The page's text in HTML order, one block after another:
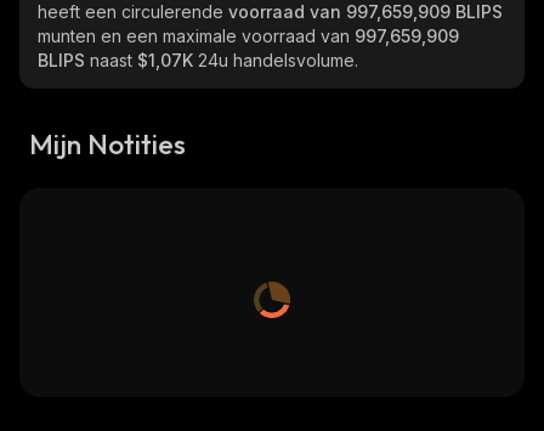
heeft een circulerende voorraad van 997,659,909 BLIPS
munten en een maximale voorraad van 997,659,909
BLIPS naast $1,07K 24u handelsvolume.
Mijn Notities